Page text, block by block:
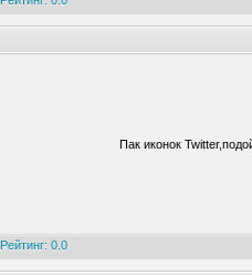
Пак иконок
Рейтинг: 0.0